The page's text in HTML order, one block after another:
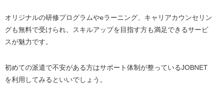
オリジナルの研修プログラムやeラーニング、キャリアカウンセリン
グも無料で受けられ、スキルアップを目指す方も満足できるサービ
スが魅力です。
初めての派遣で不安がある方はサポート体制が整っているJOBNET
を利用してみるといいでしょう。